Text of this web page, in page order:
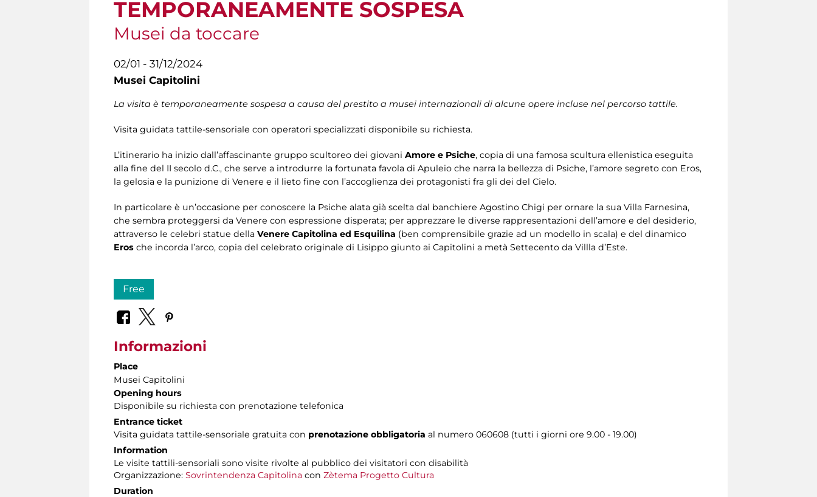
TEMPORANEAMENTE SOSPESA
Musei da toccare
02/01 - 31/12/2024
Musei Capitolini
La visita è temporaneamente sospesa a causa del prestito a musei internazionali di alcune opere incluse nel percorso tattile.
Visita guidata tattile-sensoriale con operatori specializzati disponibile su richiesta.
L’itinerario ha inizio dall’affascinante gruppo scultoreo dei giovani Amore e Psiche, copia di una famosa scultura ellenistica eseguita
alla fine del II secolo d.C., che serve a introdurre la fortunata favola di Apuleio che narra la bellezza di Psiche, l’amore segreto con Eros,
la gelosia e la punizione di Venere e il lieto fine con l’accoglienza dei protagonisti fra gli dei del Cielo.
In particolare è un’occasione per conoscere la Psiche alata già scelta dal banchiere Agostino Chigi per ornare la sua Villa Farnesina,
che sembra proteggersi da Venere con espressione disperata; per apprezzare le diverse rappresentazioni dell’amore e del desiderio,
attraverso le celebri statue della Venere Capitolina ed Esquilina (ben comprensibile grazie ad un modello in scala) e del dinamico
Eros che incorda l’arco, copia del celebrato originale di Lisippo giunto ai Capitolini a metà Settecento da Villla d’Este.
Free
Informazioni
Place
Musei Capitolini
Opening hours
Disponibile su richiesta con prenotazione telefonica
Entrance ticket
Visita guidata tattile-sensoriale gratuita con prenotazione obbligatoria al numero 060608 (tutti i giorni ore 9.00 - 19.00)
Information
Le visite tattili-sensoriali sono visite rivolte al pubblico dei visitatori con disabilità
Organizzazione: Sovrintendenza Capitolina con Zètema Progetto Cultura
Duration